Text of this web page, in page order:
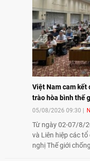
Việt Nam cam kết
trào hòa bình thế
05/08/2026 09:30
Từ ngày 02-07/8/
và Liên hiệp các
nghị Thế giới